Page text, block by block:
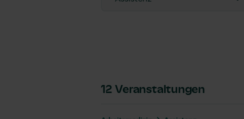
12 Veranstaltungen